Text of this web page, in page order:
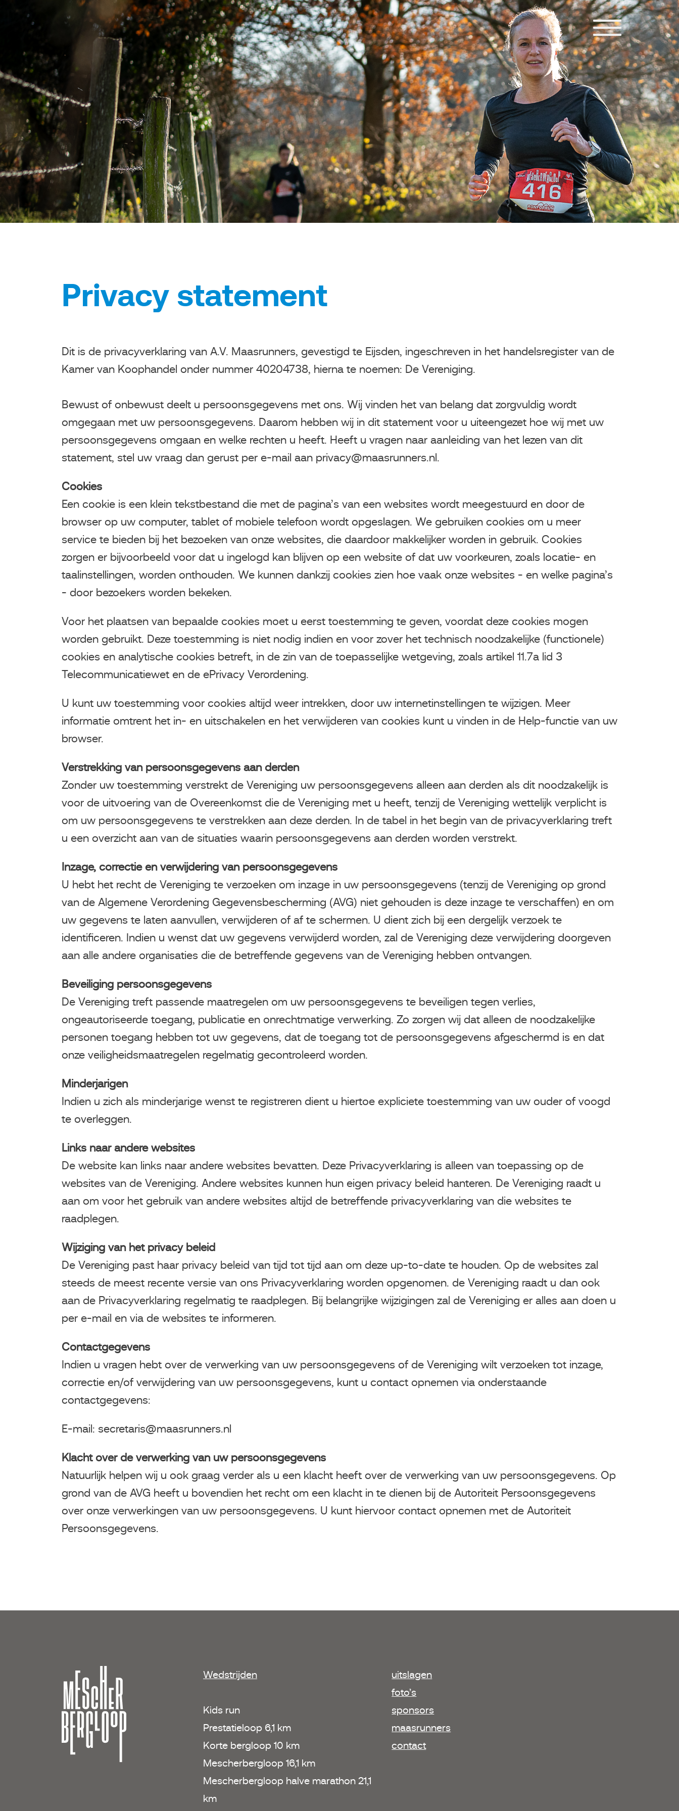
Privacy statement
Dit is de privacyverklaring van A.V. Maasrunners, gevestigd te Eijsden, ingeschreven in het handelsregister van de
Kamer van Koophandel onder nummer 40204738, hierna te noemen: De Vereniging.
Bewust of onbewust deelt u persoonsgegevens met ons. Wij vinden het van belang dat zorgvuldig wordt
omgegaan met uw persoonsgegevens. Daarom hebben wij in dit statement voor u uiteengezet hoe wij met uw
persoonsgegevens omgaan en welke rechten u heeft. Heeft u vragen naar aanleiding van het lezen van dit
statement, stel uw vraag dan gerust per e-mail aan privacy@maasrunners.nl.
Cookies
Een cookie is een klein tekstbestand die met de pagina’s van een websites wordt meegestuurd en door de
browser op uw computer, tablet of mobiele telefoon wordt opgeslagen. We gebruiken cookies om u meer
service te bieden bij het bezoeken van onze websites, die daardoor makkelijker worden in gebruik. Cookies
zorgen er bijvoorbeeld voor dat u ingelogd kan blijven op een website of dat uw voorkeuren, zoals locatie- en
taalinstellingen, worden onthouden. We kunnen dankzij cookies zien hoe vaak onze websites - en welke pagina’s
- door bezoekers worden bekeken.
Voor het plaatsen van bepaalde cookies moet u eerst toestemming te geven, voordat deze cookies mogen
worden gebruikt. Deze toestemming is niet nodig indien en voor zover het technisch noodzakelijke (functionele)
cookies en analytische cookies betreft, in de zin van de toepasselijke wetgeving, zoals artikel 11.7a lid 3
Telecommunicatiewet en de ePrivacy Verordening.
U kunt uw toestemming voor cookies altijd weer intrekken, door uw internetinstellingen te wijzigen. Meer
informatie omtrent het in- en uitschakelen en het verwijderen van cookies kunt u vinden in de Help-functie van uw
browser.
Verstrekking van persoonsgegevens aan derden
Zonder uw toestemming verstrekt de Vereniging uw persoonsgegevens alleen aan derden als dit noodzakelijk is
voor de uitvoering van de Overeenkomst die de Vereniging met u heeft, tenzij de Vereniging wettelijk verplicht is
om uw persoonsgegevens te verstrekken aan deze derden. In de tabel in het begin van de privacyverklaring treft
u een overzicht aan van de situaties waarin persoonsgegevens aan derden worden verstrekt.
Inzage, correctie en verwijdering van persoonsgegevens
U hebt het recht de Vereniging te verzoeken om inzage in uw persoonsgegevens (tenzij de Vereniging op grond
van de Algemene Verordening Gegevensbescherming (AVG) niet gehouden is deze inzage te verschaffen) en om
uw gegevens te laten aanvullen, verwijderen of af te schermen. U dient zich bij een dergelijk verzoek te
identificeren. Indien u wenst dat uw gegevens verwijderd worden, zal de Vereniging deze verwijdering doorgeven
aan alle andere organisaties die de betreffende gegevens van de Vereniging hebben ontvangen.
Beveiliging persoonsgegevens
De Vereniging treft passende maatregelen om uw persoonsgegevens te beveiligen tegen verlies,
ongeautoriseerde toegang, publicatie en onrechtmatige verwerking. Zo zorgen wij dat alleen de noodzakelijke
personen toegang hebben tot uw gegevens, dat de toegang tot de persoonsgegevens afgeschermd is en dat
onze veiligheidsmaatregelen regelmatig gecontroleerd worden.
Minderjarigen
Indien u zich als minderjarige wenst te registreren dient u hiertoe expliciete toestemming van uw ouder of voogd
te overleggen.
Links naar andere websites
De website kan links naar andere websites bevatten. Deze Privacyverklaring is alleen van toepassing op de
websites van de Vereniging. Andere websites kunnen hun eigen privacy beleid hanteren. De Vereniging raadt u
aan om voor het gebruik van andere websites altijd de betreffende privacyverklaring van die websites te
raadplegen.
Wijziging van het privacy beleid
De Vereniging past haar privacy beleid van tijd tot tijd aan om deze up-to-date te houden. Op de websites zal
steeds de meest recente versie van ons Privacyverklaring worden opgenomen. de Vereniging raadt u dan ook
aan de Privacyverklaring regelmatig te raadplegen. Bij belangrijke wijzigingen zal de Vereniging er alles aan doen u
per e-mail en via de websites te informeren.
Contactgegevens
Indien u vragen hebt over de verwerking van uw persoonsgegevens of de Vereniging wilt verzoeken tot inzage,
correctie en/of verwijdering van uw persoonsgegevens, kunt u contact opnemen via onderstaande
contactgegevens:
E-mail: secretaris@maasrunners.nl
Klacht over de verwerking van uw persoonsgegevens
Natuurlijk helpen wij u ook graag verder als u een klacht heeft over de verwerking van uw persoonsgegevens. Op
grond van de AVG heeft u bovendien het recht om een klacht in te dienen bij de Autoriteit Persoonsgegevens
over onze verwerkingen van uw persoonsgegevens. U kunt hiervoor contact opnemen met de Autoriteit
Persoonsgegevens.
Wedstrijden
Kids run
Prestatieloop 6,1 km
Korte bergloop 10 km
Mescherbergloop 16,1 km
Mescherbergloop halve marathon 21,1
km
uitslagen
foto’s
sponsors
maasrunners
contact